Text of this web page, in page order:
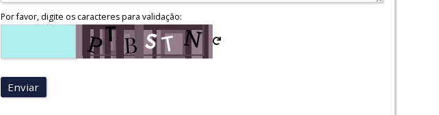
Por favor, digite os caracteres para validação:
Enviar